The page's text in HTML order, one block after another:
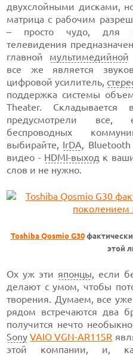
двухслойными дисками,
матрица с рабочим
– просто чудо, для
телевидения предназначен
главной мультимедийной
все же является
цифровой усилитель,
поддержка системы
Theater. Складывается
предусмотрели все,
беспроводных
выбирайте, IrDA, Bluetooth
видео - HDMI-выход к
слов и не нужно.
Toshiba Qosmio G30
этой
Ох уж эти японцы, если
делают с умом, чтобы
творения. Думаем, все
рядом встречаются два
получится нечто
Sony VAIO VGN-AR11SR
этой компании, и,